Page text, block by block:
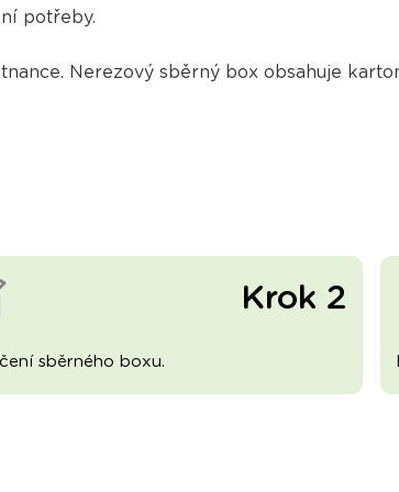
potřeby.
Nerezový sběrný box obsahuje
Krok 2
sběrného boxu.